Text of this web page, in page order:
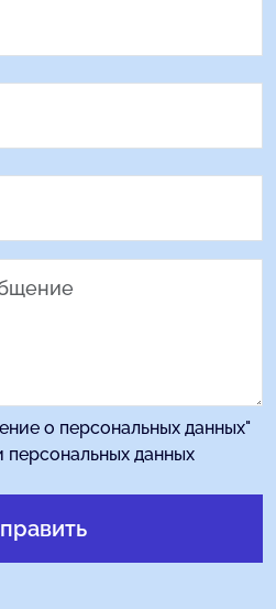
о персональных данных"
данных